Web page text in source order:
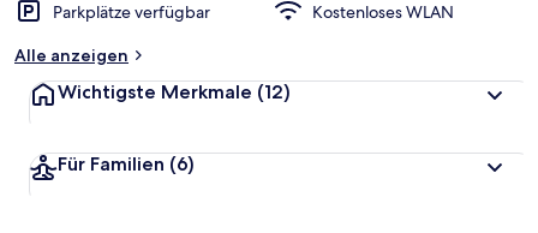
Parkplätze verfügbar
Kostenloses WLAN
Alle anzeigen
Wichtigste Merkmale (12)
Für Familien (6)